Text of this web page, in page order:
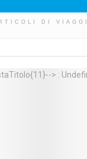
DI VIAGGI